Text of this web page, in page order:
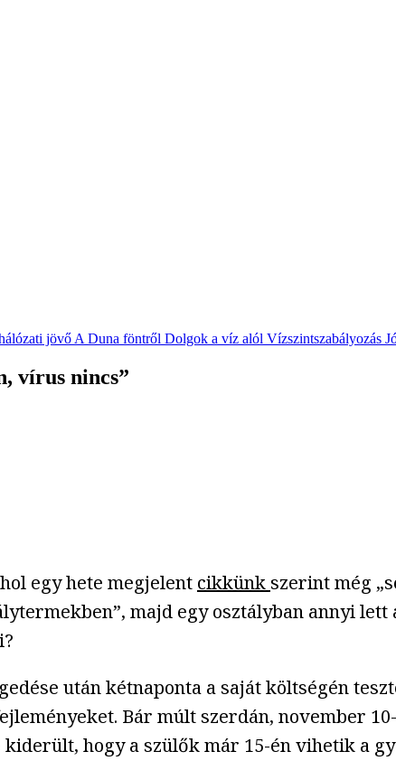
jövő A Duna föntről Dolgok a víz alól Vízszintszabályozás
vírus nincs”
egy hete megjelent cikkünkszerint még
majd egy osztályban annyi
után kétnaponta a saját költségén
Bár múlt szerdán, november
hogy a szülők már 15-én vihetik a